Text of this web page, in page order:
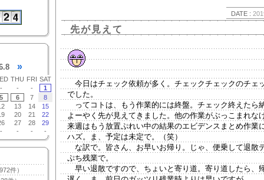
»
THU FRI SAT
-
- -
1
6 7
8
13 14
15
20 21
22
27 28
29
-
- - -
件）
DATE :
先が見えて
今日はチェック依頼が多く。チェックチェックのチェ
でした。
ってコトは、もう作業的には終盤。チェック終えたら
よーやく先が見えてきました。他の作業がぶっこまれな
来週はもう放置ぷれい中の結果のエビデンスまとめ作業
ハズ。ま、予定は未定で。（笑）
な訳で。皆さん、お早いお帰り。じゃ、便乗して退散
ぷち残業で。
早い退散ですので、ちょいと寄り道。寄り道したら、